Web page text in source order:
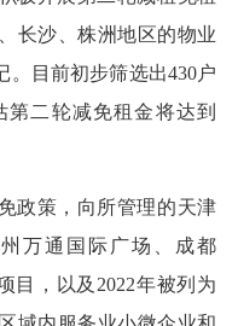
长沙、株洲地区的物业
。目前初步筛选出430户
二轮减免租金将达到
政策，向所管理的天津
万通国际广场、成都
目，以及2022年被列为